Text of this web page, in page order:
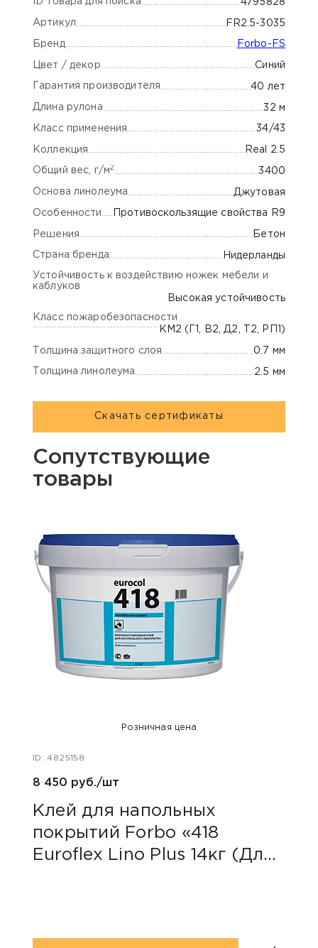
ID товара для поиска 4795828
Артикул FR2.5-3035
Бренд Forbo-FS
Цвет / декор Синий
Гарантия производителя 40 лет
Длина рулона 32 м
Класс применения 34/43
Коллекция Real 2.5
Общий вес, г/м 2 3400
Основа линолеума Джутовая
Особенности Противоскользящие свойства R9
Решения Бетон
Страна бренда Нидерланды
Устойчивость к воздействию ножек мебели и
каблуков
Высокая устойчивость
Класс пожаробезопасности
КМ2 (Г1, В2, Д2, Т2, РП1)
Толщина защитного слоя 0.7 мм
Толщина линолеума 2.5 мм
Скачать сертификаты
Сопутствующие
товары
Розничная цена
ID: 4825158
8 450 руб./шт
Клей для напольных
покрытий Forbo «418
Euroflex Lino Plus 14кг (Для